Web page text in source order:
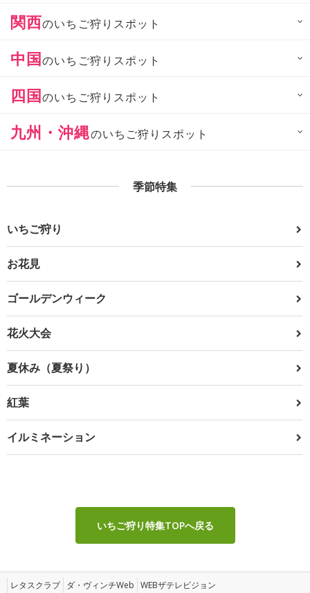
関西のいちご狩りスポット
中国のいちご狩りスポット
四国のいちご狩りスポット
九州・沖縄のいちご狩りスポット
季節特集
いちご狩り
お花見
ゴールデンウィーク
花火大会
夏休み（夏祭り）
紅葉
イルミネーション
いちご狩り特集TOPへ戻る
レタスクラブ ダ・ヴィンチWeb WEBザテレビジョン